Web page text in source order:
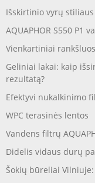
Išskirtinio vyrų
AQUAPHOR S550 P1
Vienkartiniai
Geliniai lakai: kaip
rezultatą?
Efektyvi nukalkinimo
WPC terasinės lentos
Vandens filtrų
Didelis vidaus durų
Šokių būreliai